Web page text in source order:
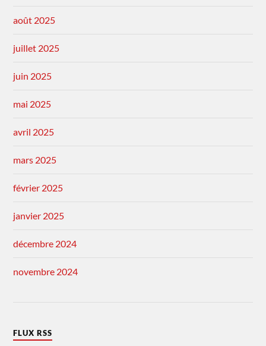
août 2025
juillet 2025
juin 2025
mai 2025
avril 2025
mars 2025
février 2025
janvier 2025
décembre 2024
novembre 2024
FLUX RSS